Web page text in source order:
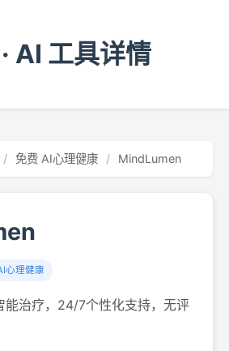
AI 工具详情
/ 免费 AI心理健康 / MindLumen
心理健康
能治疗，24/7个性化支持，无评